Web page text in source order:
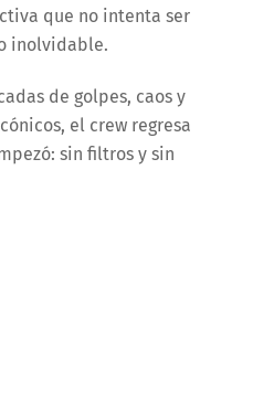
que no intenta ser
inolvidable.
de golpes, caos y
el crew regresa
sin filtros y sin